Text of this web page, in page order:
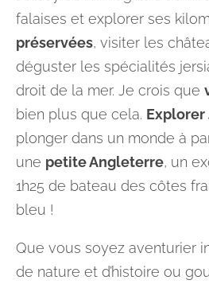
falaises et explorer ses
préservées, visiter les
déguster les spécialités
droit de la mer. Je crois que
bien plus que cela. Explorer
plonger dans un monde à
une petite Angleterre, un
1h25 de bateau des côtes
bleu !
Que vous soyez aventurier
de nature et d’histoire ou